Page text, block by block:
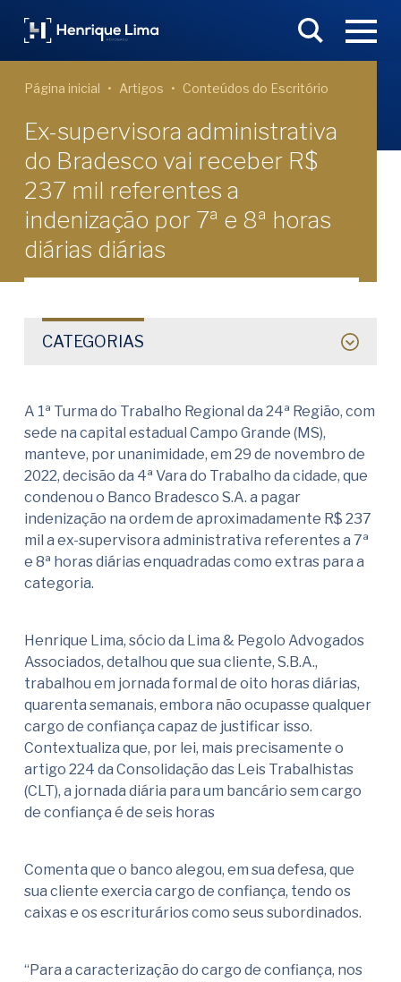
Página inicial Artigos Conteúdos do Escritório
Ex-supervisora administrativa
do Bradesco vai receber R$
237 mil referentes a
indenização por 7ª e 8ª horas
diárias diárias
CATEGORIAS
A 1ª Turma do Trabalho Regional da 24ª Região, com
sede na capital estadual Campo Grande (MS),
manteve, por unanimidade, em 29 de novembro de
2022, decisão da 4ª Vara do Trabalho da cidade, que
condenou o Banco Bradesco S.A. a pagar
indenização na ordem de aproximadamente R$ 237
mil a ex-supervisora administrativa referentes a 7ª
e 8ª horas diárias enquadradas como extras para a
categoria.
Henrique Lima, sócio da Lima & Pegolo Advogados
Associados, detalhou que sua cliente, S.B.A.,
trabalhou em jornada formal de oito horas diárias,
quarenta semanais, embora não ocupasse qualquer
cargo de confiança capaz de justificar isso.
Contextualiza que, por lei, mais precisamente o
artigo 224 da Consolidação das Leis Trabalhistas
(CLT), a jornada diária para um bancário sem cargo
de confiança é de seis horas
Comenta que o banco alegou, em sua defesa, que
sua cliente exercia cargo de confiança, tendo os
caixas e os escriturários como seus subordinados.
“Para a caracterização do cargo de confiança, nos